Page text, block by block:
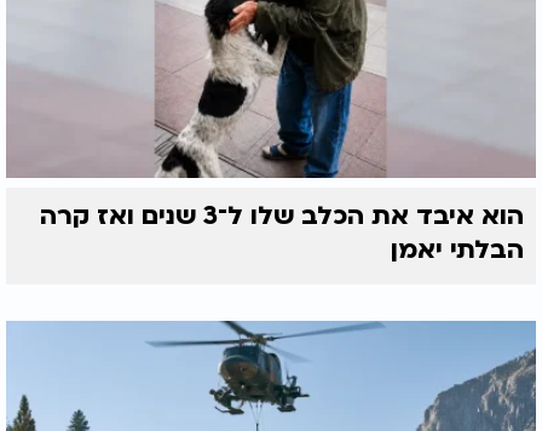
הוא איבד את הכלב שלו ל־3 שנים ואז קרה
הבלתי יאמן